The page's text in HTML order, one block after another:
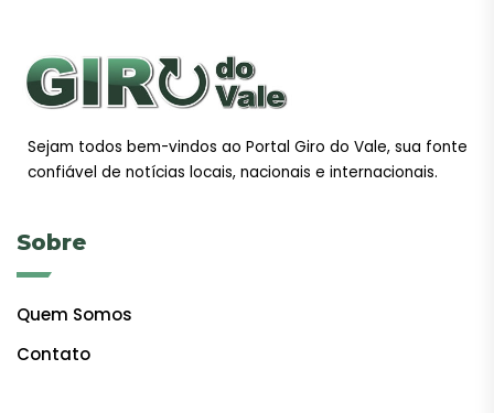
Sejam todos bem-vindos ao Portal Giro do Vale, sua fonte
confiável de notícias locais, nacionais e internacionais.
Sobre
Quem Somos
Contato